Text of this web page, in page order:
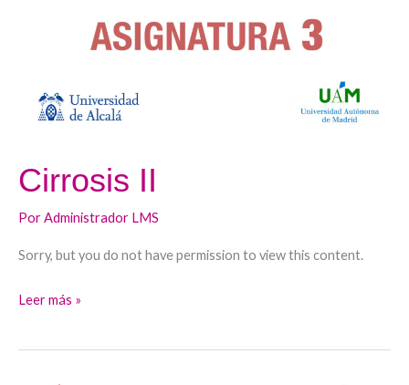
Cirrosis II
PorAdministrador LMS
Sorry, but you do not have permission to view this content.
Leer más »